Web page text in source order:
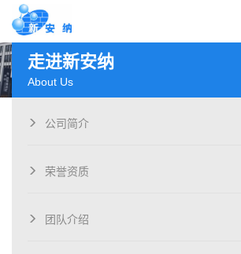
走进新安纳
About Us
公司简介
荣誉资质
团队介绍